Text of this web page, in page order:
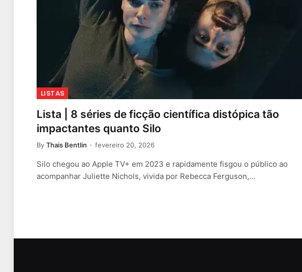
LISTAS
Lista | 8 séries de ficção científica distópica tão
impactantes quanto Silo
By Thais Bentlin fevereiro 20, 2026
Silo chegou ao Apple TV+ em 2023 e rapidamente fisgou o público ao
acompanhar Juliette Nichols, vivida por Rebecca Ferguson,…